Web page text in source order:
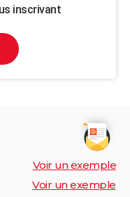
inscrivant
Voir un exemple
Voir un exemple